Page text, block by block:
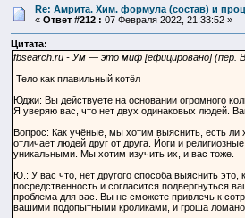
Re: Амрита. Хим. формула (состав) и
« Ответ #212 : 07 Февраля 2022, 21:33:52 »
Цитата:
fbsearch.ru - Ум — это миф [ёфицировано] (пер.
Тело как плавильный котёл
Юджи: Вы действуете на основании огромного
Я уверяю вас, что нет двух одинаковых людей.
Вопрос: Как учёные, мы хотим выяснить, есть ли
отличает людей друг от друга. Йоги и
уникальными. Мы хотим изучить их, и вас тоже.
Ю.: У вас что, нет другого способа выяснить
посредственность и согласится подвергнуться
проблема для вас. Вы не сможете привлечь к
вашими подопытными кроликами, и гроша